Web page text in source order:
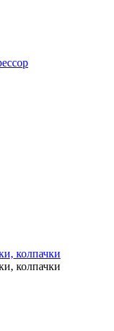
колпачки
колпачки